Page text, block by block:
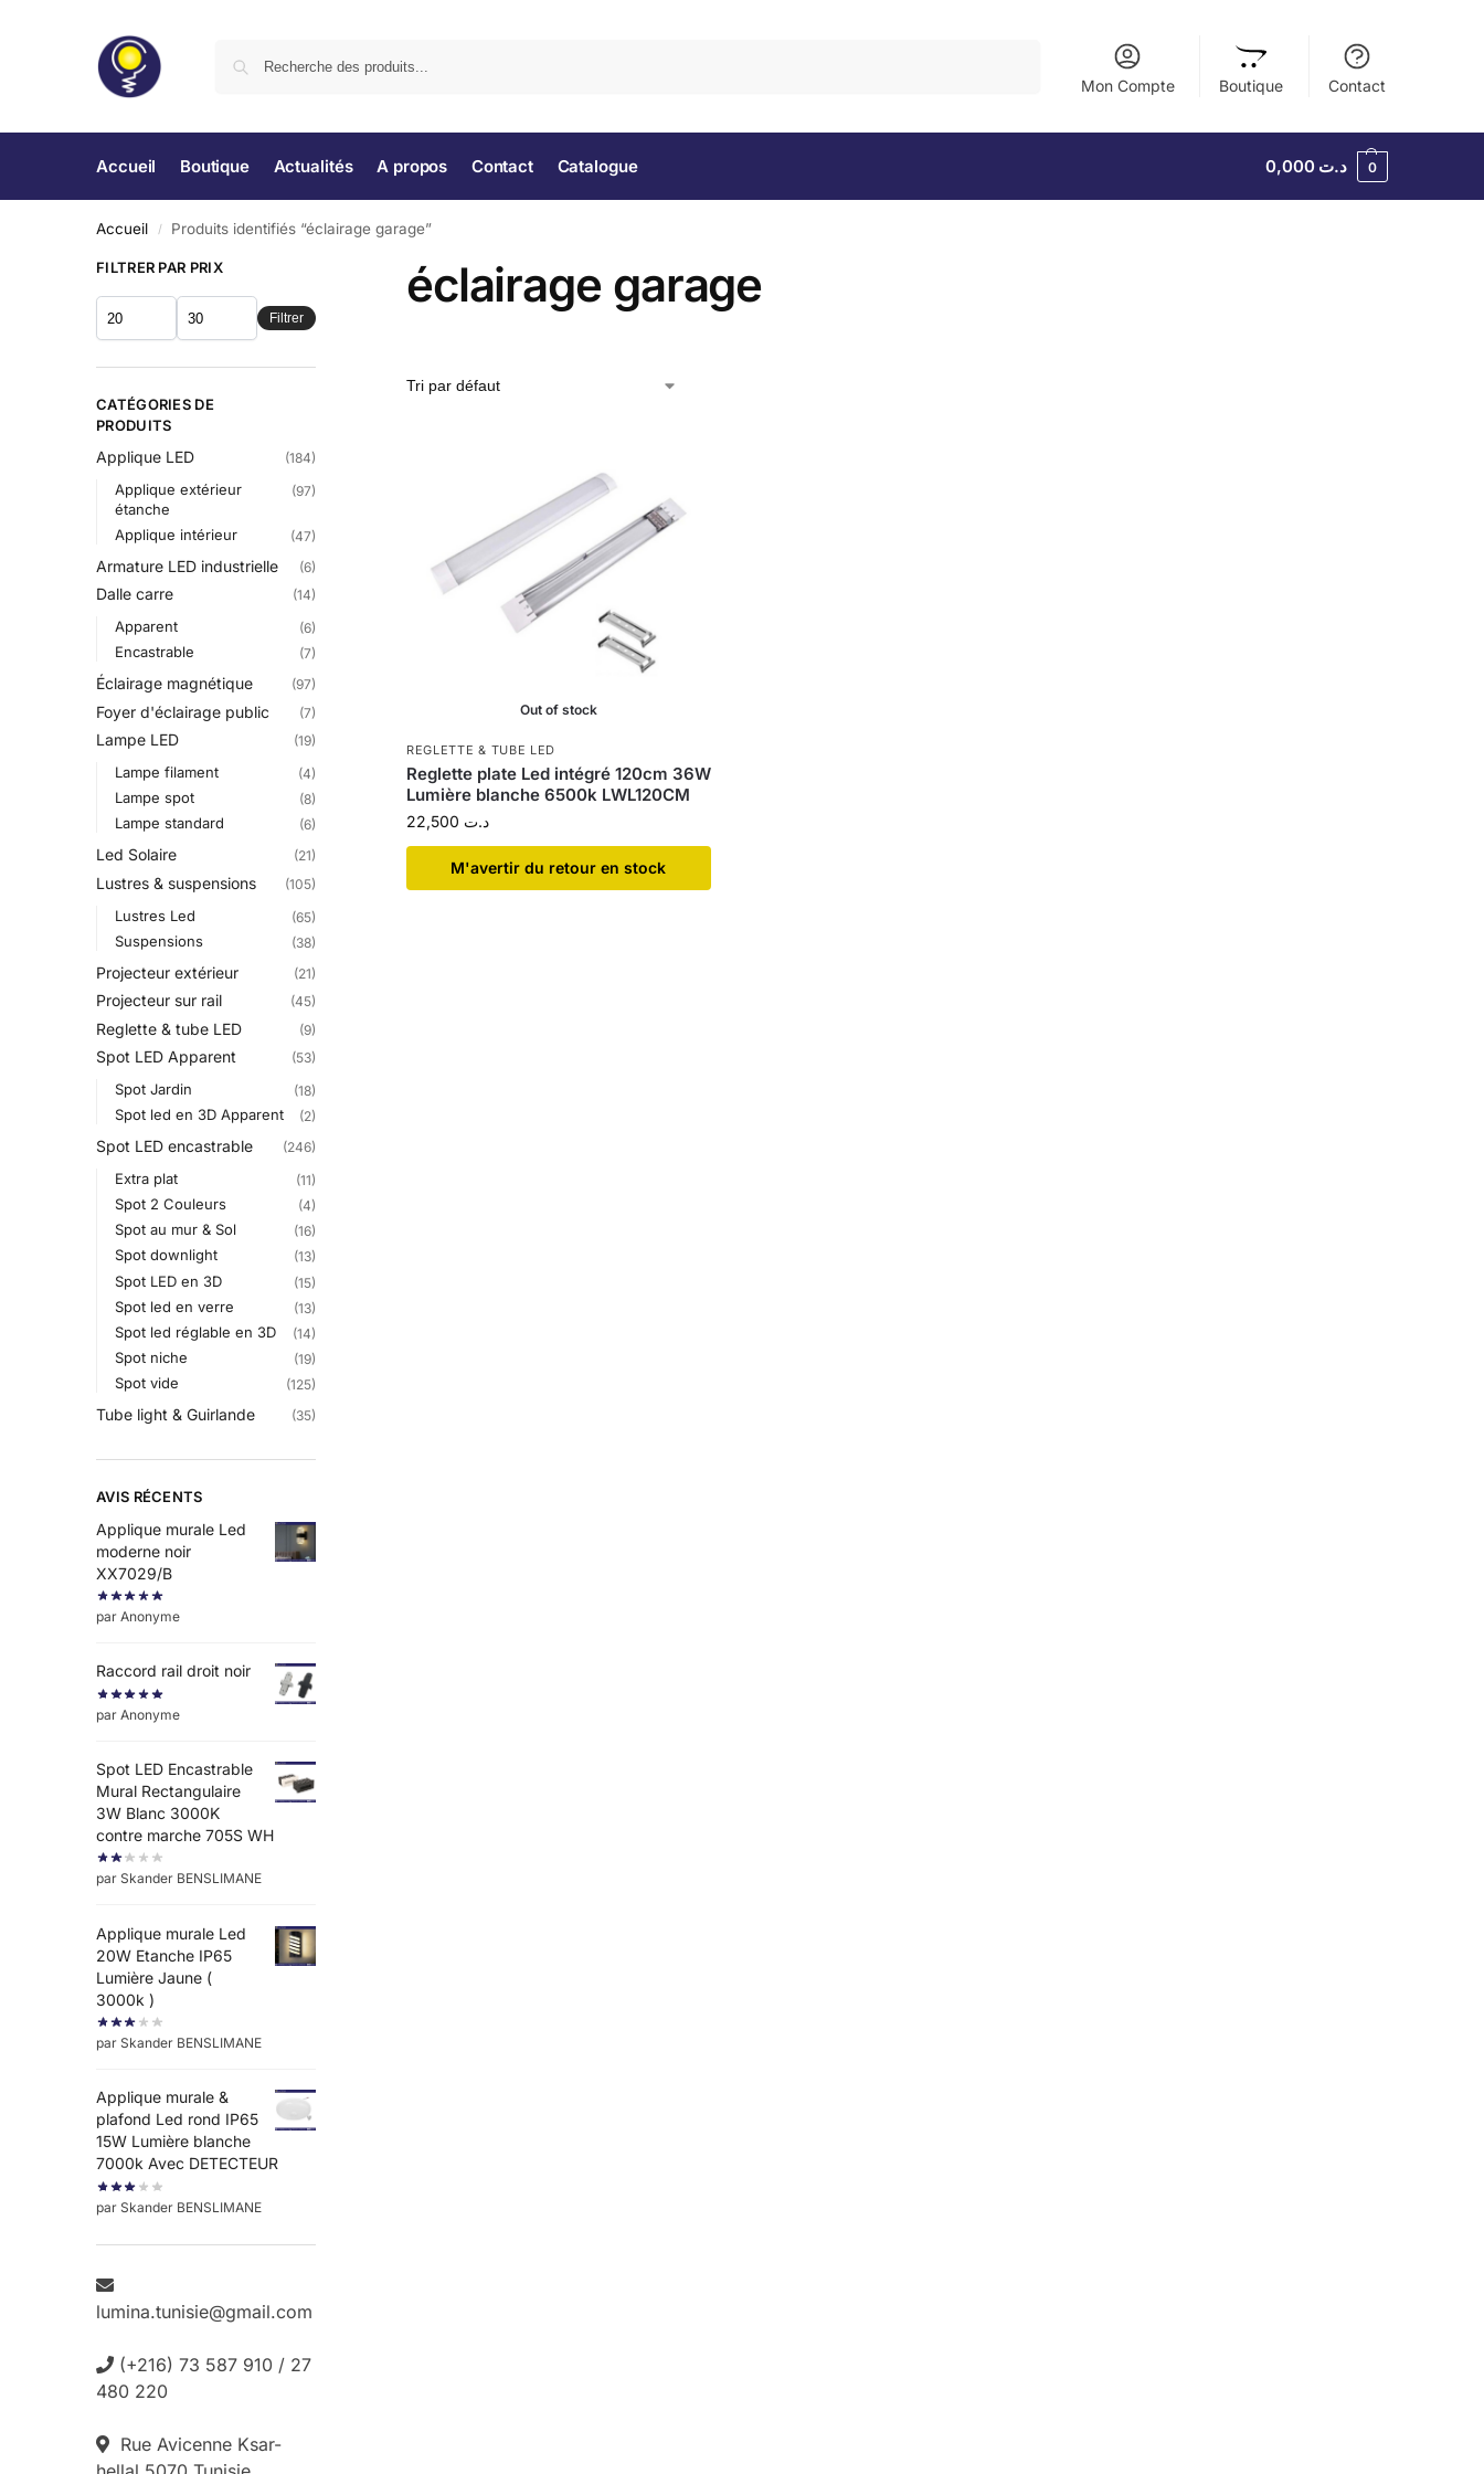
Mon Compte Boutique Contact
Accueil Boutique Actualités A propos Contact Catalogue د.ت 0,000 0
Accueil / Produits identifiés “éclairage garage”
éclairage garage
Out of stock
REGLETTE & TUBE LED
Reglette plate Led intégré 120cm 36W
Lumière blanche 6500k LWL120CM
د.ت
​M'avertir du retour en stock
FILTRER PAR PRIX
Filtrer
CATÉGORIES DE
PRODUITS
Applique LED (184)
Applique extérieur
étanche
(97)
Applique intérieur (47)
Armature LED industrielle (6)
Dalle carre (14)
Apparent (6)
Encastrable (7)
Éclairage magnétique (97)
Foyer d'éclairage public (7)
Lampe LED (19)
Lampe filament (4)
Lampe spot (8)
Lampe standard (6)
Led Solaire (21)
Lustres & suspensions (105)
Lustres Led (65)
Suspensions (38)
Projecteur extérieur (21)
Projecteur sur rail (45)
Reglette & tube LED (9)
Spot LED Apparent (53)
Spot Jardin (18)
Spot led en 3D Apparent (2)
Spot LED encastrable (246)
Extra plat (11)
Spot 2 Couleurs (4)
Spot au mur & Sol (16)
Spot downlight (13)
Spot LED en 3D (15)
Spot led en verre (13)
Spot led réglable en 3D (14)
Spot niche (19)
Spot vide (125)
Tube light & Guirlande (35)
AVIS RÉCENTS
Applique murale Led
moderne noir
XX7029/B
par Anonyme
Raccord rail droit noir
par Anonyme
Spot LED Encastrable
Mural Rectangulaire
3W Blanc 3000K
contre marche 705S WH
par Skander BENSLIMANE
Applique murale Led
20W Etanche IP65
Lumière Jaune (
3000k )
par Skander BENSLIMANE
Applique murale &
plafond Led rond IP65
15W Lumière blanche
7000k Avec DETECTEUR
par Skander BENSLIMANE
lumina.tunisie@gmail.com
(+216) 73 587 910 / 27
480 220
Rue Avicenne Ksar-